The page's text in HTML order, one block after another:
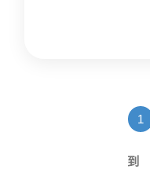
1
到